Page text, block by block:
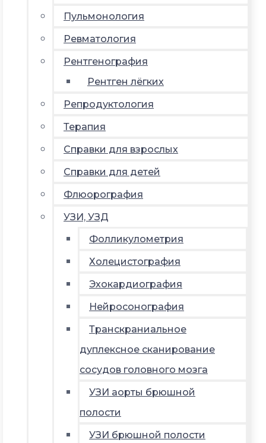
Пульмонология
Ревматология
Рентгенография
Рентген лёгких
Репродуктология
Терапия
Справки для взрослых
Справки для детей
Флюорография
УЗИ, УЗД
Фолликулометрия
Холецистография
Эхокардиография
Нейросонография
Транскраниальное
дуплексное сканирование
сосудов головного мозга
УЗИ аорты брюшной
полости
УЗИ брюшной полости